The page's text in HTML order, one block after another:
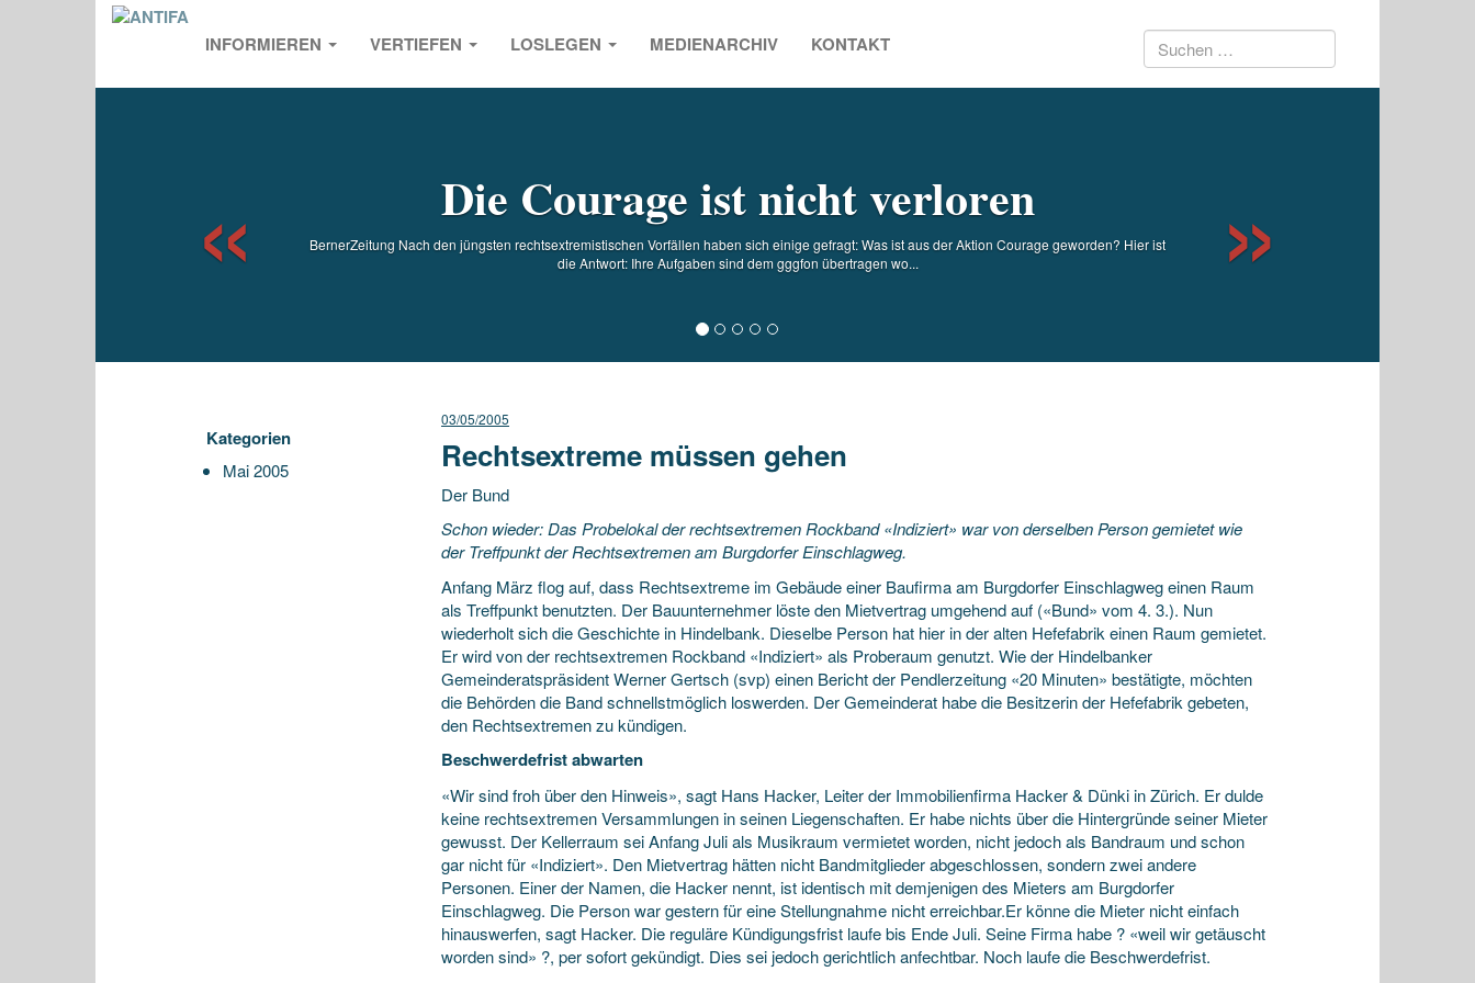
INFORMIEREN VERTIEFEN LOSLEGEN MEDIENARCHIV KONTAKT Suchen
Die Courage ist nicht verloren
BernerZeitung Nach den jüngsten rechtsextremistischen Vorfällen haben sich einige gefragt: Was ist aus der Aktion Courage geworden? Hier ist
die Antwort: Ihre Aufgaben sind dem gggfon übertragen wo...
Kategorien
Mai 2005
03/05/2005
Rechtsextreme müssen gehen
Der Bund
Schon wieder: Das Probelokal der rechtsextremen Rockband «Indiziert» war von derselben Person gemietet wie
der Treffpunkt der Rechtsextremen am Burgdorfer Einschlagweg.
Anfang März flog auf, dass Rechtsextreme im Gebäude einer Baufirma am Burgdorfer Einschlagweg einen Raum
als Treffpunkt benutzten. Der Bauunternehmer löste den Mietvertrag umgehend auf («Bund» vom 4. 3.). Nun
wiederholt sich die Geschichte in Hindelbank. Dieselbe Person hat hier in der alten Hefefabrik einen Raum gemietet.
Er wird von der rechtsextremen Rockband «Indiziert» als Proberaum genutzt. Wie der Hindelbanker
Gemeinderatspräsident Werner Gertsch (svp) einen Bericht der Pendlerzeitung «20 Minuten» bestätigte, möchten
die Behörden die Band schnellstmöglich loswerden. Der Gemeinderat habe die Besitzerin der Hefefabrik gebeten,
den Rechtsextremen zu kündigen.
Beschwerdefrist abwarten
«Wir sind froh über den Hinweis», sagt Hans Hacker, Leiter der Immobilienfirma Hacker & Dünki in Zürich. Er dulde
keine rechtsextremen Versammlungen in seinen Liegenschaften. Er habe nichts über die Hintergründe seiner Mieter
gewusst. Der Kellerraum sei Anfang Juli als Musikraum vermietet worden, nicht jedoch als Bandraum und schon
gar nicht für «Indiziert». Den Mietvertrag hätten nicht Bandmitglieder abgeschlossen, sondern zwei andere
Personen. Einer der Namen, die Hacker nennt, ist identisch mit demjenigen des Mieters am Burgdorfer
Einschlagweg. Die Person war gestern für eine Stellungnahme nicht erreichbar.Er könne die Mieter nicht einfach
hinauswerfen, sagt Hacker. Die reguläre Kündigungsfrist laufe bis Ende Juli. Seine Firma habe ? «weil wir getäuscht
worden sind» ?, per sofort gekündigt. Dies sei jedoch gerichtlich anfechtbar. Noch laufe die Beschwerdefrist.